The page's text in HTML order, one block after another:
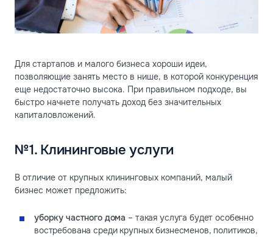
Для стартапов и малого бизнеса хороши идеи,
позволяющие занять место в нише, в которой конкуренция
еще недостаточно высока. При правильном подходе, вы
быстро начнете получать доход без значительных
капиталовложений.
№1. Клининговые услуги
В отличие от крупных клининговых компаний, малый
бизнес может предложить:
уборку частного дома – такая услуга будет особенно
востребована среди крупных бизнесменов, политиков,